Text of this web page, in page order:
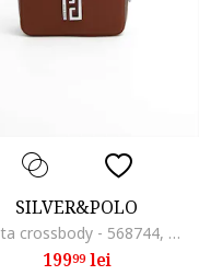
SILVER&POLO
Geanta crossbody - 568744, Maro, 20x13x8
19999lei